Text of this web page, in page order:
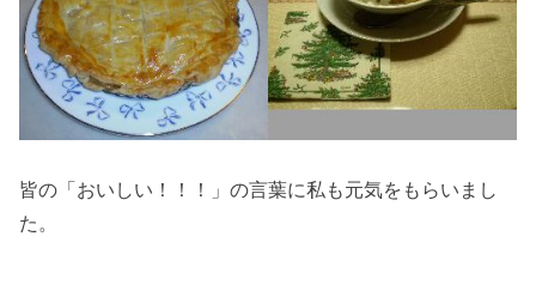
皆の「おいしい！！！」の言葉に私も元気をもらいまし
た。